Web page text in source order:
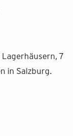
7
in Salzburg.